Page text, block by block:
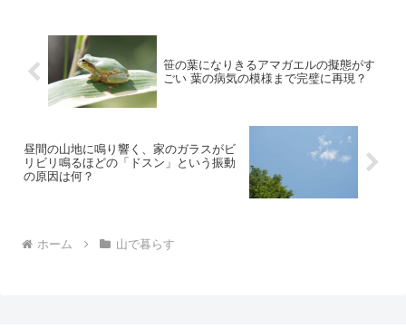
笹の葉になりきるアマガエルの擬態がす
ごい 葉の病気の模様まで完璧に再現？
昼間の山地に鳴り響く、家のガラスがビ
リビリ鳴るほどの「ドスン」という振動
の原因は何？
ホーム 山で暮らす